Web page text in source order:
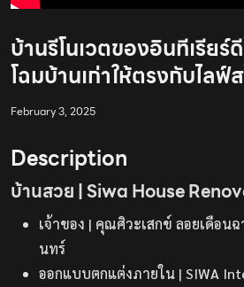
บ้านรีโนเวตของอินทีเรียร์
โฉมบ้านเก่าให้ตรงกับไลฟ์
February 3, 2025
Description
บ้านสวย | Siwa House
เจ้าของ | คุณศิวะเสกข์ ลอยเดือน
นทร์
ออกแบบตกแต่งภายใน | SIWA